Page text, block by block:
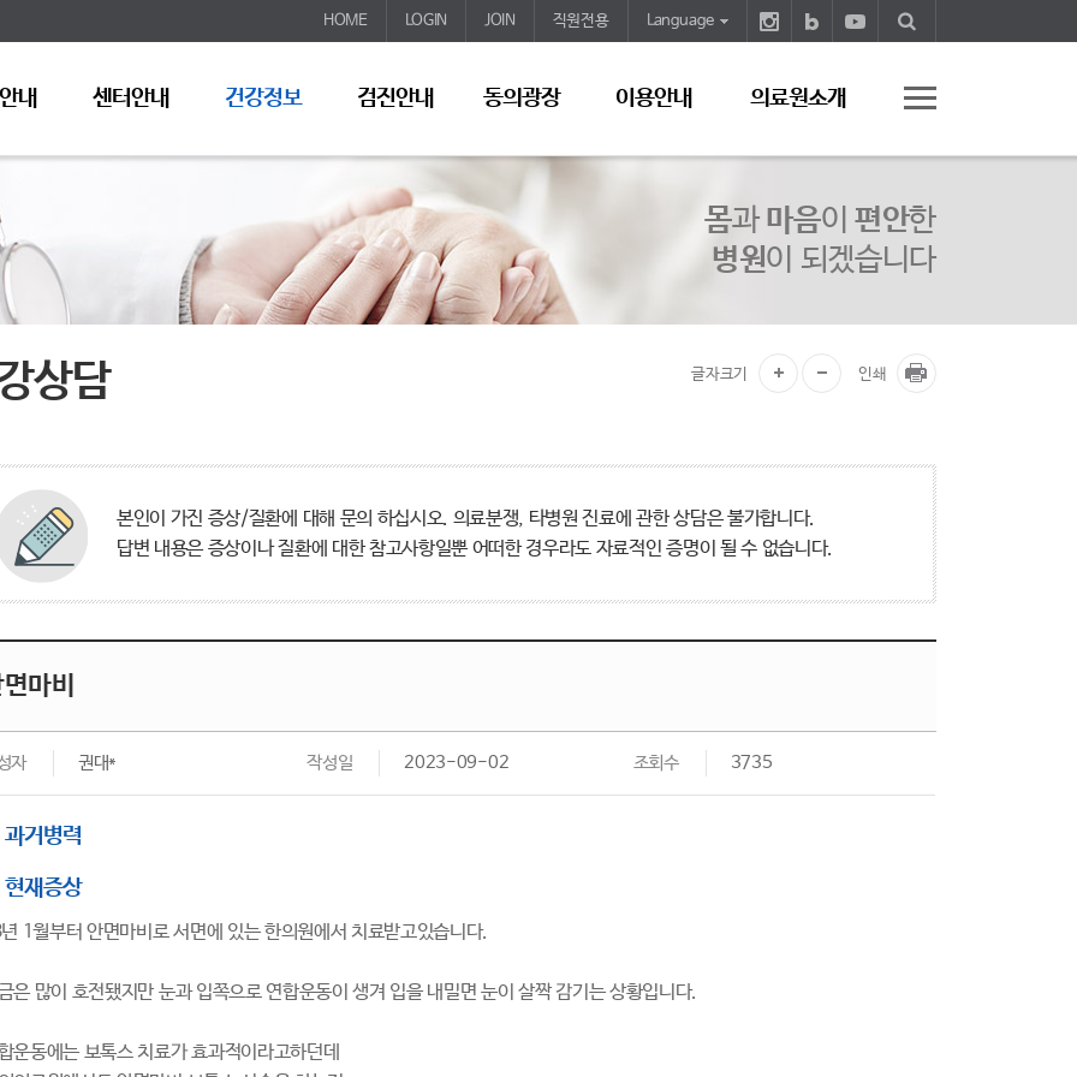
HOME LOGIN JOIN 직원전용 Language
내 센터안내 건강정보 검진안내 동의광장 이용안내 의료원소개
몸과 마음이 편안한
병원이 되겠습니다
상담 글자크기 인쇄
본인이 가진 증상/질환에 대해 문의 하십시오. 의료분쟁, 타병원 진료에 관한 상담은 불가합니다.
답변 내용은 증상이나 질환에 대한 참고사항일뿐 어떠한 경우라도 자료적인 증명이 될 수 없습니다.
마비
자 권대* 작성일 2023-09-02 조회수 3735
과거병력
현재증상
1월부터 안면마비로 서면에 있는 한의원에서 치료받고있습니다.
은 많이 호전됐지만 눈과 입쪽으로 연합운동이 생겨 입을 내밀면 눈이 살짝 감기는 상황입니다.
운동에는 보톡스 치료가 효과적이라고하던데